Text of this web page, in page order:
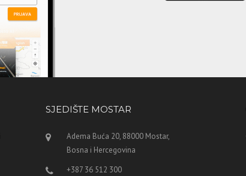
SJEDIŠTE MOSTAR
Adema Buća 20, 88000 Mostar,
Bosna i Hercegovina
+387 36 512 300